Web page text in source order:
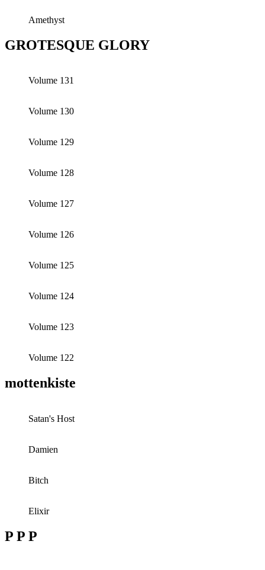
Amethyst
GROTESQUE GLORY
Volume 131
Volume 130
Volume 129
Volume 128
Volume 127
Volume 126
Volume 125
Volume 124
Volume 123
Volume 122
mottenkiste
Satan's Host
Damien
Bitch
Elixir
P P P